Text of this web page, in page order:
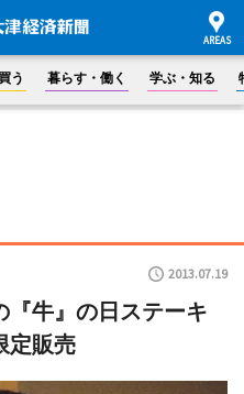
買う 暮らす・働く 学ぶ・知る
2013.07.19
『牛』の日ステーキ
定販売